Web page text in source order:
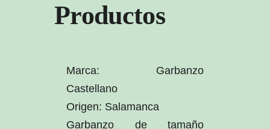
Productos
Marca: Garbanzo
Castellano
Origen: Salamanca
Garbanzo de tamaño